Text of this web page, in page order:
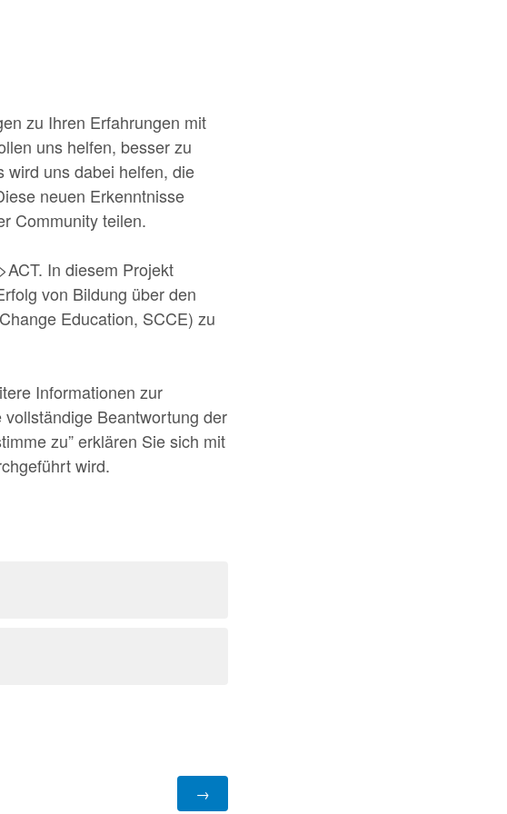
zu Ihren Erfahrungen mit
uns helfen, besser zu
wird uns dabei helfen, die
neuen Erkenntnisse
Community teilen.
In diesem Projekt
von Bildung über den
Education, SCCE) zu
Informationen zur
vollständige Beantwortung der
zu” erklären Sie sich mit
wird.